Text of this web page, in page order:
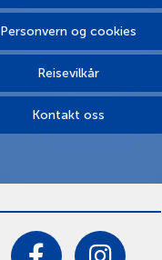
Personvern og cookies
Reisevilkår
Kontakt oss